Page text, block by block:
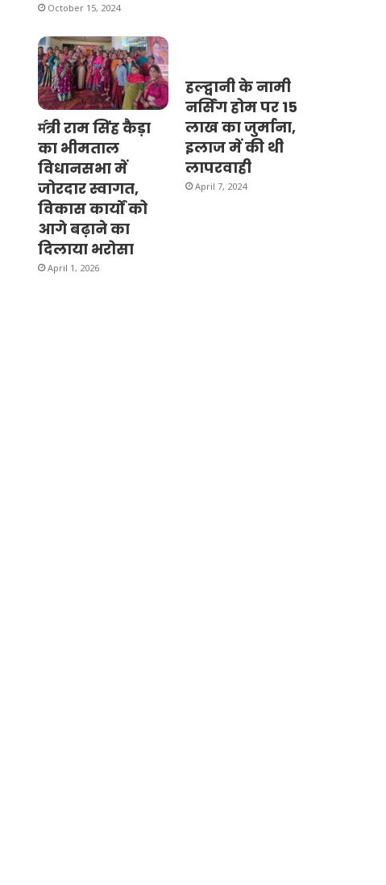
October 15, 2024
म॔त्री राम सिंह कैड़ा
का भीमताल
विधानसभा में
जोरदार स्वागत,
विकास कार्यों को
आगे बढ़ाने का
दिलाया भरोसा
April 1, 2026
हल्द्वानी के नामी
नर्सिंग होम पर 15
लाख का जुर्माना,
इलाज में की थी
लापरवाही
April 7, 2024